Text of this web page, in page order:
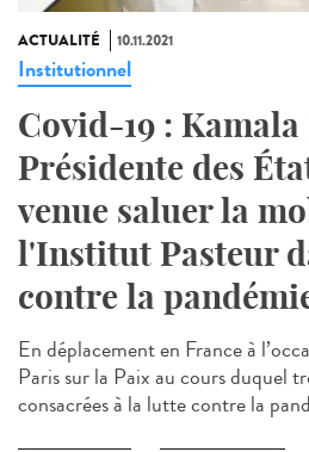
ACTUALITÉ 10.11.2021
Institutionnel
Covid-19 :
Présidente des
venue saluer la
l'Institut Pasteur
contre la
En déplacement en France à
Paris sur la Paix au cours duquel
consacrées à la lutte contre la